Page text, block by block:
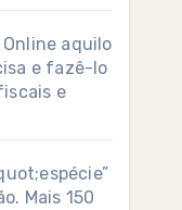
Online aquilo
e fazê-lo
e
Mais 150